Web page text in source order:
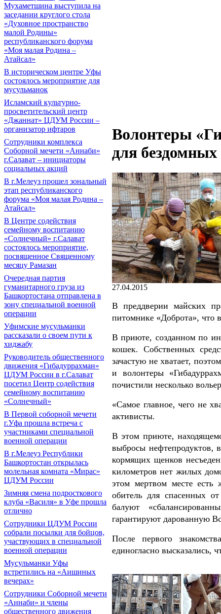
Мухаметшина выступила на
заседании круглого стола
«Духовное пространство
малой Родины»
республиканского форума
«Моя малая Родина –
Атайсал»
В историческом центре Уфы
состоялось мероприятие для
мусульманок
Исламский культурно-
просветительский центр
«Джаннат» ЦДУМ России –
организатор ифтаров
Сотрудники комплекса
Соборной мечети «Аннаби»
г.Салават – инициаторы
социальных акций
В г.Мелеуз прошел зональный
этап республиканского
форума «Моя малая Родина –
Атайсал»
В Центре содействия
семейному воспитанию
«Солнечный» г.Салават
состоялось мероприятие,
посвященное Священному
месяцу Рамазан
Очередная партия
гуманитарного груза из
Башкортостана отправлена в
зону специальной военной
операции
Уфимские мусульманки
рассказали о своем пути к
хиджабу
Руководитель общественного
движения «Гибадуррахман»
ЦДУМ России в г.Салават
посетил Центр содействия
семейному воспитанию
«Солнечный»
В Первой соборной мечети
г.Уфа прошла встреча с
участниками специальной
военной операции
В г.Мелеуз Республики
Башкортостан открылась
молельная комната «Мирас»
ЦДУМ России
Зимняя смена подросткового
клуба «Василя» в Уфе прошла
отлично
Сотрудники ЦДУМ России
собрали посылки для бойцов,
участвующих в специальной
военной операции
Мусульманки Уфы
встретились на «Аишиных
вечерах»
Сотрудники Соборной мечети
«Аннаби» и члены
общественного движения
Волонтеры
для
27.04.2015
В преддверии майских
питомнике «Доброта», что
В приюте, созданном по
кошек. Собственных
зачастую не хватает,
и волонтеры
почистили несколько
«Самое главное, чего не
активисты.
В этом приюте,
выбросы нефтепродуктов,
кормящих щенков
километров нет жилых
этом мертвом месте есть
обитель для спасенных
балуют
гарантируют дарованную
После первого
единогласно высказались,